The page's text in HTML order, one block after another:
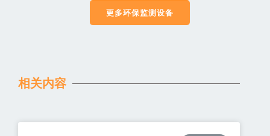
更多环保监测设备
相关内容